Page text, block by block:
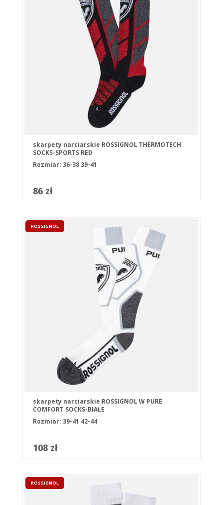
skarpety narciarskie ROSSIGNOL THERMOTECH
SOCKS-SPORTS RED
Rozmiar: 36-38 39-41
86 zł
ROSSIGNOL
skarpety narciarskie ROSSIGNOL W PURE
COMFORT SOCKS-BIAŁE
Rozmiar: 39-41 42-44
108 zł
ROSSIGNOL